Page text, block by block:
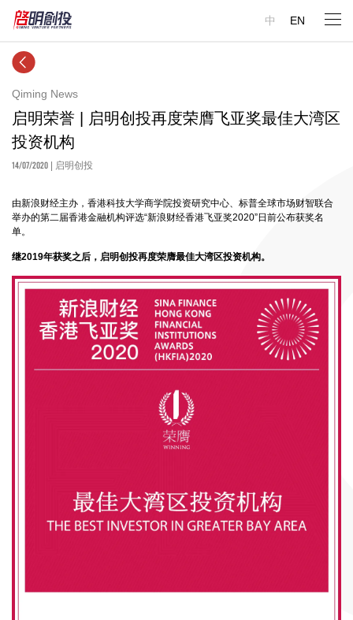
中 EN
Qiming News
启明荣誉 | ​启明创投再度荣膺飞亚奖最佳大湾区
投资机构
14/07/2020 | 启明创投
由新浪财经主办，香港科技大学商学院投资研究中心、标普全球市场财智联合
举办的第二届香港金融机构评选“新浪财经香港飞亚奖2020”日前公布获奖名
单。
继2019年获奖之后，启明创投再度荣膺最佳大湾区投资机构。